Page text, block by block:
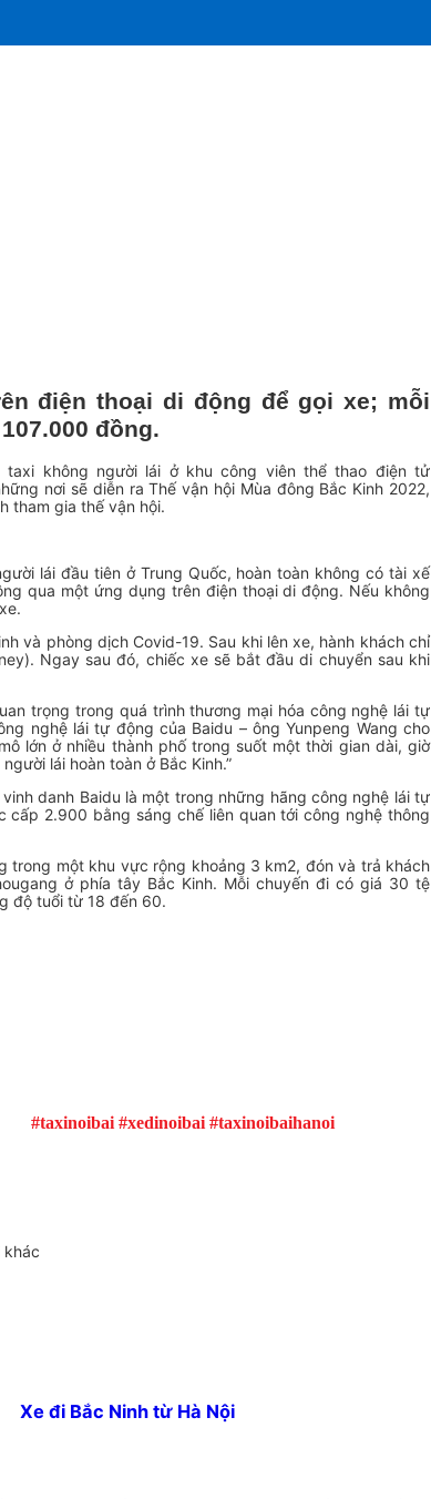
điện thoại di động để gọi xe; mỗi
đồng.
không người lái ở khu công viên thể thao điện tử
nơi sẽ diễn ra Thế vận hội Mùa đông Bắc Kinh 2022,
tham gia thế vận hội.
lái đầu tiên ở Trung Quốc, hoàn toàn không có tài xế
qua một ứng dụng trên điện thoại di động. Nếu không
và phòng dịch Covid-19. Sau khi lên xe, hành khách chỉ
Ngay sau đó, chiếc xe sẽ bắt đầu di chuyển sau khi
trọng trong quá trình thương mại hóa công nghệ lái tự
nghệ lái tự động của Baidu – ông Yunpeng Wang cho
lớn ở nhiều thành phố trong suốt một thời gian dài, giờ
lái hoàn toàn ở Bắc Kinh.”
danh Baidu là một trong những hãng công nghệ lái tự
2.900 bằng sáng chế liên quan tới công nghệ thông
trong một khu vực rộng khoảng 3 km2, đón và trả khách
ở phía tây Bắc Kinh. Mỗi chuyến đi có giá 30 tệ
độ tuổi từ 18 đến 60.
#taxinoibai #xedinoibai #taxinoibaihanoi
khác
Xe đi Bắc Ninh từ Hà Nội